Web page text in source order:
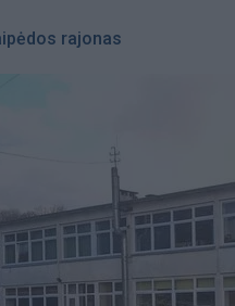
rajonas